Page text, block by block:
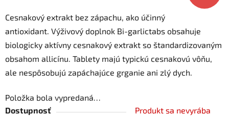
Cesnakový extrakt bez zápachu, ako účinný
antioxidant. Výživový doplnok Bi-garlictabs obsahuje
biologicky aktívny cesnakový extrakt so štandardizovaným
obsahom allicínu. Tablety majú typickú cesnakovú vôňu,
ale nespôsobujú zapáchajúce grganie ani zlý dych.
Položka bola vypredaná…
Dostupnosť
Produkt sa nevyrába